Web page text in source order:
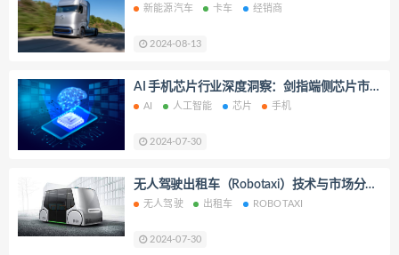
直呼“压力山大”
新能源汽车 卡车 经销商
2024-08-13
AI 手机芯片行业深度洞察：剑指端侧芯片市
场之巅
AI 人工智能 芯片 手机
2024-07-30
无人驾驶出租车（Robotaxi）技术与市场分析
报告
无人驾驶 出租车 ROBOTAXI
2024-07-30